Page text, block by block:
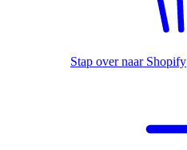
Stap over naar Shopify